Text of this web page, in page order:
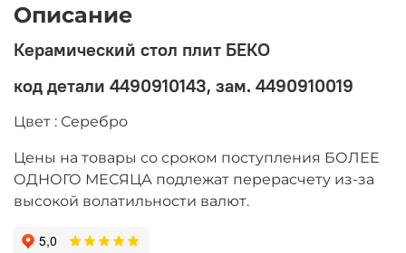
Описание
Керамический стол плит БЕКО
код детали 4490910143, зам. 4490910019
Цвет : Серебро
Цены на товары со сроком поступления БОЛЕЕ
ОДНОГО МЕСЯЦА подлежат перерасчету из-за
высокой волатильности валют.